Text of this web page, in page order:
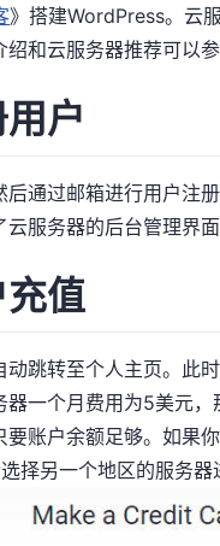
》搭建WordPress。云
和云服务器推荐可以
户
通过邮箱进行用户注册
服务器的后台管理界面
值
跳转至个人主页。此
器一个月费用为5美元
要账户余额足够。如果
择另一个地区的服务器